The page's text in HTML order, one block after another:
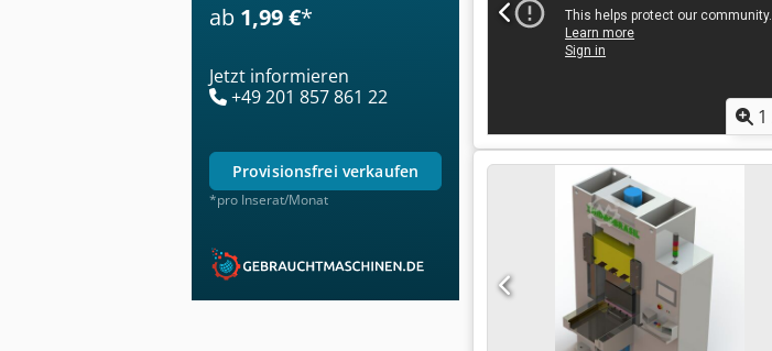
ab 1,99 €*
Jetzt informieren
+49 201 857 861 22
provisionsfrei verkaufen
*pro Inserat/Monat
1